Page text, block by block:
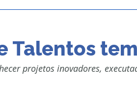
Talentos
projetos inovadores,